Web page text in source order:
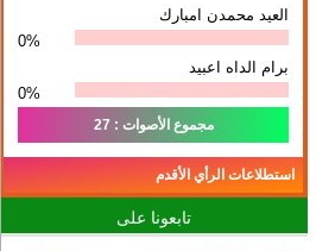
العيد محمدن امبارك
0%
برام الداه اعبيد
0%
مجموع الأصوات : 27
استطلاعات الرأي الأقدم
تابعونا على